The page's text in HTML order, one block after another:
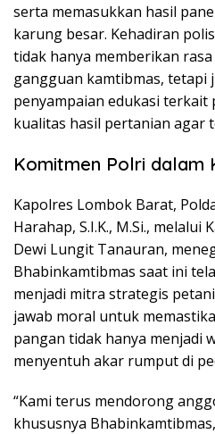
serta memasukkan hasil
karung besar. Kehadiran
tidak hanya memberikan
gangguan kamtibmas, tetapi
penyampaian edukasi terkait
kualitas hasil pertanian agar
Komitmen Polri dalam
Kapolres Lombok Barat,
Harahap, S.I.K., M.Si., melalui
Dewi Lungit Tanauran,
Bhabinkamtibmas saat ini
menjadi mitra strategis
jawab moral untuk
pangan tidak hanya menjadi
menyentuh akar rumput di
“Kami terus mendorong
khususnya